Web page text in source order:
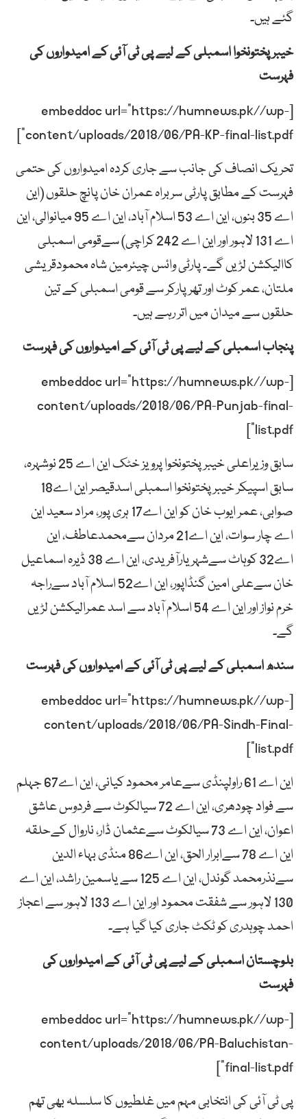
گئے ہیں۔
خیبرپختونخوا اسمبلی کے لیے پی ٹی آئی کے امیدواروں کی
فہرست
[embeddoc url=”https://humnews.pk//wp-
content/uploads/2018/06/PA-KP-final-list.pdf”]
تحریک انصاف کی جانب سے جاری کردہ امیدواروں کی حتمی
فہرست کے مطابق پارٹی سربراہ عمران خان پانچ حلقوں (این
اے 35 بنوں، این اے 53 اسلام آباد، این اے 95 میانوالی، این
اے 131 لاہور اور این اے 242 کراچی) سےقومی اسمبلی
کاالیکشن لڑیں گے۔ پارٹی وائس چیئرمین شاہ محمودقریشی
ملتان، عمر کوٹ اور تھرپارکر سے قومی اسمبلی کے تین
حلقوں سے میدان میں اتر رہے ہیں۔
پنجاب اسمبلی کے لیے پی ٹی آئی کے امیدواروں کی فہرست
[embeddoc url=”https://humnews.pk//wp-
content/uploads/2018/06/PA-Punjab-final-
list.pdf”]
سابق وزیراعلی خیبرپختونخوا پرویز خٹک این اے 25 نوشہرہ،
سابق اسپیکر خیبرپختونخوا اسمبلی اسدقیصر این اے18
صوابی، عمر ایوب خان کو این اے17 ہری پور، مراد سعید این
اے چار سوات، این اے21 مردان سےمحمدعاطف، این
اے32 کوہاٹ سےشہریارآفریدی، این اے 38 ڈیرہ اسماعیل
خان سےعلی امین گنڈاپور، این اے52 اسلام آباد سےراجہ
خرم نواز اور این اے 54 اسلام آباد سے اسد عمرالیکشن لڑیں
گے۔
سندھ اسمبلی کے لیے پی ٹی آئی کے امیدواروں کی فہرست
[embeddoc url=”https://humnews.pk//wp-
content/uploads/2018/06/PA-Sindh-Final-
list.pdf”]
این اے 61 راولپنڈی سےعامر محمود کیانی، این اے67 جہلم
سے فواد چودھری، این اے 72 سیالکوٹ سے فردوس عاشق
اعوان، این اے 73 سیالکوٹ سےعثمان ڈار، ناروال کےحلقہ
این اے 78 سےابرار الحق، این اے86 منڈی بہاء الدین
سےنذرمحمد گوندل، این اے 125 سے یاسمین راشد، این اے
130 لاہور سے شفقت محمود اور این اے 133 لاہور سے اعجاز
احمد چوہدری کو ٹکٹ جاری کیا گیا ہے۔
بلوچستان اسمبلی کے لیے پی ٹی آئی کے امیدواروں کی
فہرست
[embeddoc url=”https://humnews.pk//wp-
content/uploads/2018/06/PA-Baluchistan-
final-list.pdf”]
پی ٹی آئی کی انتخابی مہم میں غلطیوں کا سلسلہ بھی تھم